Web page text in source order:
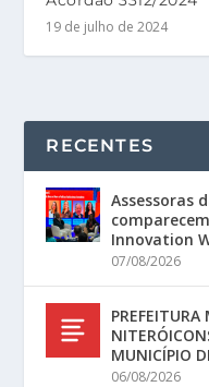
19 de julho de 2024
RECENTES
Assessoras
Innovation
07/08/2026
PREFEITURA
MUNICÍPIO
06/08/2026